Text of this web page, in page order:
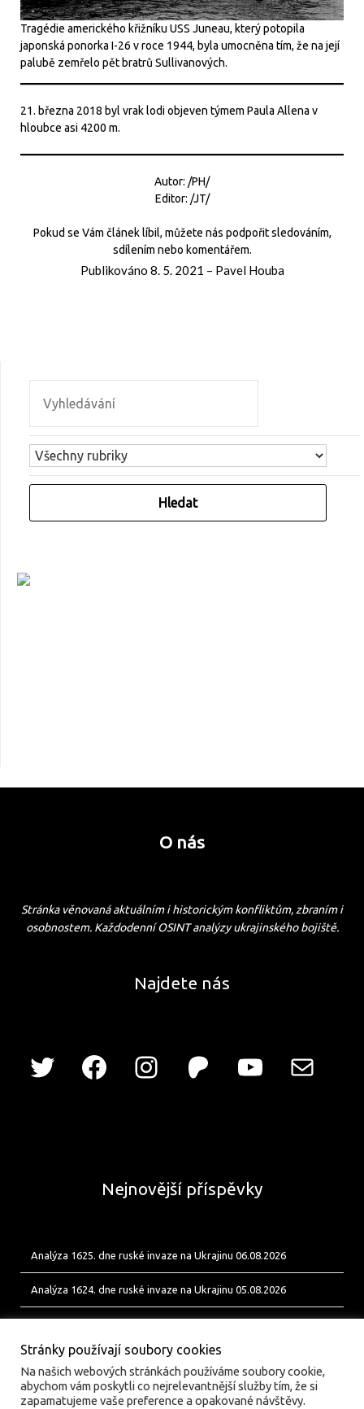
Tragédie amerického křižníku USS Juneau, který potopila
japonská ponorka I-26 v roce 1944, byla umocněna tím, že na její
palubě zemřelo pět bratrů Sullivanových.
21. března 2018 byl vrak lodi objeven týmem Paula Allena v
hloubce asi 4200 m.
Autor: /PH/
Editor: /JT/
Pokud se Vám článek líbil, můžete nás podpořit sledováním,
sdílením nebo komentářem.
Publikováno 8. 5. 2021 – Pavel Houba
O nás
Stránka věnovaná aktuálním i historickým konfliktům, zbraním i
osobnostem. Každodenní OSINT analýzy ukrajinského bojiště.
Najdete nás
Nejnovější příspěvky
Analýza 1625. dne ruské invaze na Ukrajinu 06.08.2026
Analýza 1624. dne ruské invaze na Ukrajinu 05.08.2026
Stránky používají soubory cookies
Na našich webových stránkách používáme soubory cookie,
abychom vám poskytli co nejrelevantnější služby tím, že si
zapamatujeme vaše preference a opakované návštěvy.